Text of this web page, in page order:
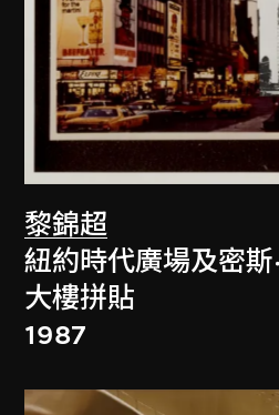
黎錦超
紐約時代廣場及密
大樓拼貼
1987